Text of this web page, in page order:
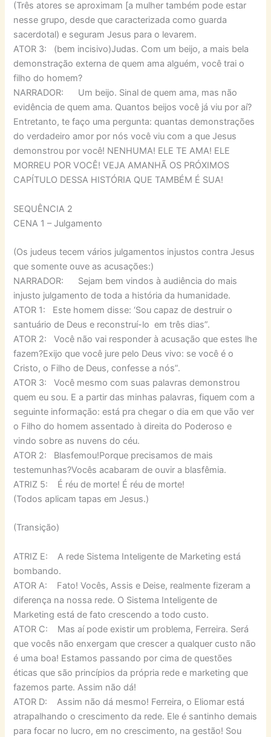
(Três atores se aproximam [a mulher também pode estar
nesse grupo, desde que caracterizada como guarda
sacerdotal) e seguram Jesus para o levarem.
ATOR 3: (bem incisivo)Judas. Com um beijo, a mais bela
demonstração externa de quem ama alguém, você trai o
filho do homem?
NARRADOR: Um beijo. Sinal de quem ama, mas não
evidência de quem ama. Quantos beijos você já viu por aí?
Entretanto, te faço uma pergunta: quantas demonstrações
do verdadeiro amor por nós você viu com a que Jesus
demonstrou por você! NENHUMA! ELE TE AMA! ELE
MORREU POR VOCÊ! VEJA AMANHÃ OS PRÓXIMOS
CAPÍTULO DESSA HISTÓRIA QUE TAMBÉM É SUA!
SEQUÊNCIA 2
CENA 1 – Julgamento
(Os judeus tecem vários julgamentos injustos contra Jesus
que somente ouve as acusações:)
NARRADOR: Sejam bem vindos à audiência do mais
injusto julgamento de toda a história da humanidade.
ATOR 1: Este homem disse: ‘Sou capaz de destruir o
santuário de Deus e reconstruí-lo em três dias”.
ATOR 2: Você não vai responder à acusação que estes lhe
fazem?Exijo que você jure pelo Deus vivo: se você é o
Cristo, o Filho de Deus, confesse a nós”.
ATOR 3: Você mesmo com suas palavras demonstrou
quem eu sou. E a partir das minhas palavras, fiquem com a
seguinte informação: está pra chegar o dia em que vão ver
o Filho do homem assentado à direita do Poderoso e
vindo sobre as nuvens do céu.
ATOR 2: Blasfemou!Porque precisamos de mais
testemunhas?Vocês acabaram de ouvir a blasfêmia.
ATRIZ 5: É réu de morte! É réu de morte!
(Todos aplicam tapas em Jesus.)
(Transição)
ATRIZ E: A rede Sistema Inteligente de Marketing está
bombando.
ATOR A: Fato! Vocês, Assis e Deise, realmente fizeram a
diferença na nossa rede. O Sistema Inteligente de
Marketing está de fato crescendo a todo custo.
ATOR C: Mas aí pode existir um problema, Ferreira. Será
que vocês não enxergam que crescer a qualquer custo não
é uma boa! Estamos passando por cima de questões
éticas que são princípios da própria rede e marketing que
fazemos parte. Assim não dá!
ATOR D: Assim não dá mesmo! Ferreira, o Eliomar está
atrapalhando o crescimento da rede. Ele é santinho demais
para focar no lucro, em no crescimento, na gestão! Sou